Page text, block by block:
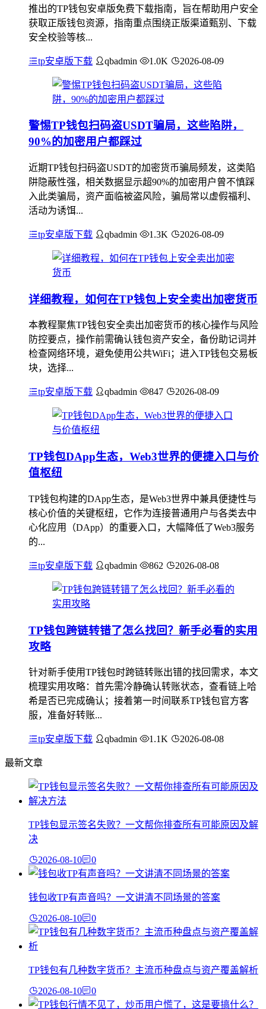
推出的TP钱包安卓版免费下载指南，旨在帮助用户安全
获取正版钱包资源，指南重点围绕正版渠道甄别、下载
安全校验等核...
tp安卓版下载 qbadmin 1.0K 2026-08-09
警惕TP钱包扫码盗USDT骗局，这些陷阱，
90%的加密用户都踩过
近期TP钱包扫码盗USDT的加密货币骗局频发，这类陷
阱隐蔽性强，相关数据显示超90%的加密用户曾不慎踩
入此类骗局，资产面临被盗风险，骗局常以虚假福利、
活动为诱饵...
tp安卓版下载 qbadmin 1.3K 2026-08-09
详细教程，如何在TP钱包上安全卖出加密货币
本教程聚焦TP钱包安全卖出加密货币的核心操作与风险
防控要点，操作前需确认钱包资产安全，备份助记词并
检查网络环境，避免使用公共WiFi；进入TP钱包交易板
块，选择...
tp安卓版下载 qbadmin 847 2026-08-09
TP钱包DApp生态，Web3世界的便捷入口与价
值枢纽
TP钱包构建的DApp生态，是Web3世界中兼具便捷性与
核心价值的关键枢纽，它作为连接普通用户与各类去中
心化应用（DApp）的重要入口，大幅降低了Web3服务
的...
tp安卓版下载 qbadmin 862 2026-08-08
TP钱包跨链转错了怎么找回？新手必看的实用
攻略
针对新手使用TP钱包时跨链转账出错的找回需求，本文
梳理实用攻略：首先需冷静确认转账状态，查看链上哈
希是否已完成确认；接着第一时间联系TP钱包官方客
服，准备好转账...
tp安卓版下载 qbadmin 1.1K 2026-08-08
最新文章
TP钱包显示签名失败？一文帮你排查所有可能原因及解
决
2026-08-10 0
钱包收TP有声音吗？一文讲清不同场景的答案
2026-08-10 0
TP钱包有几种数字货币？主流币种盘点与资产覆盖解析
2026-08-10 0